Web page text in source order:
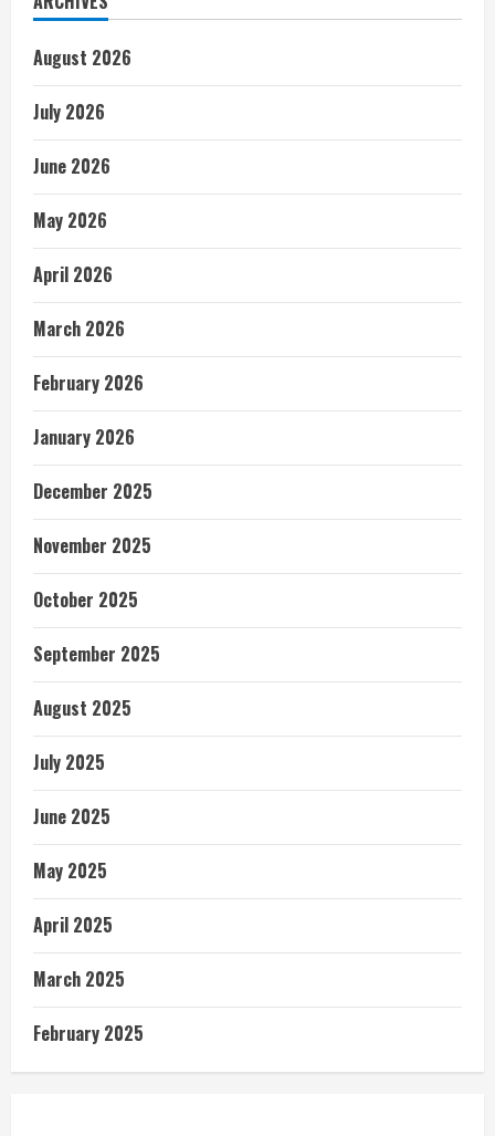
August 2026
July 2026
June 2026
May 2026
April 2026
March 2026
February 2026
January 2026
December 2025
November 2025
October 2025
September 2025
August 2025
July 2025
June 2025
May 2025
April 2025
March 2025
February 2025